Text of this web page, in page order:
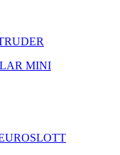
MINI